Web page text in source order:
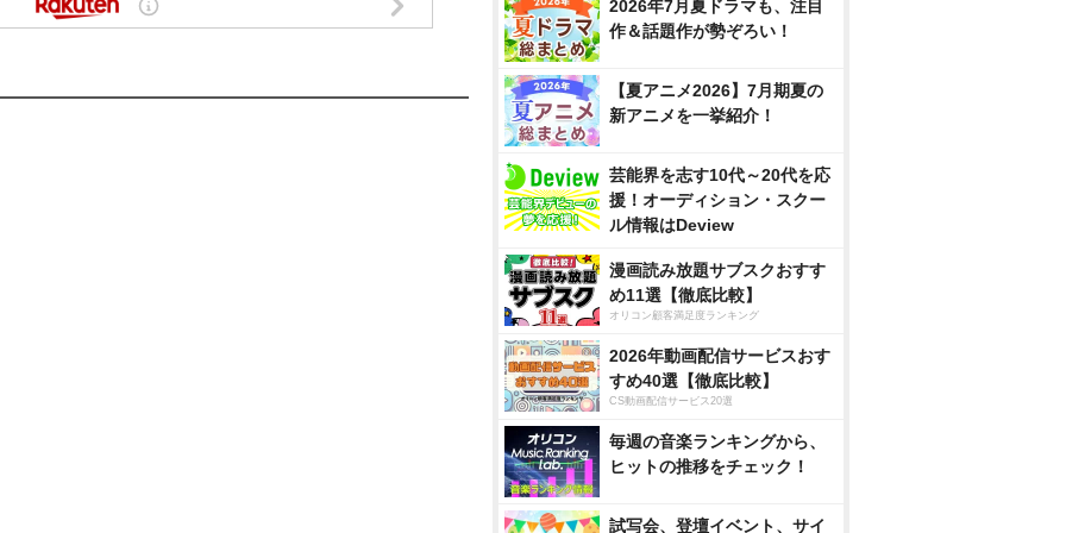
2026年7月夏ドラマも、注目
作＆話題作が勢ぞろい！
【夏アニメ2026】7月期夏の
新アニメを一挙紹介！
芸能界を志す10代～20代を応
援！オーディション・スクー
ル情報はDeview
漫画読み放題サブスクおすす
め11選【徹底比較】
オリコン顧客満足度ランキング
2026年動画配信サービスおす
すめ40選【徹底比較】
CS動画配信サービス20選
毎週の音楽ランキングから、
ヒットの推移をチェック！
試写会、登壇イベント、サイ